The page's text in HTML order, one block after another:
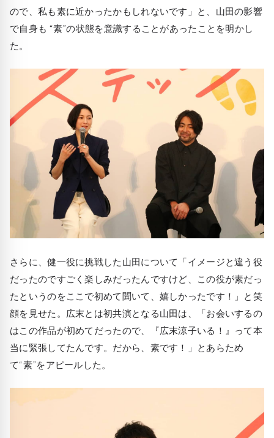
ので、私も素に近かったかもしれないです」と、山田の影響
で自身も “素”の状態を意識することがあったことを明かし
た。
さらに、健一役に挑戦した山田について「イメージと違う役
だったのですごく楽しみだったんですけど、この役が素だっ
たというのをここで初めて聞いて、嬉しかったです！」と笑
顔を見せた。広末とは初共演となる山田は、「お会いするの
はこの作品が初めてだったので、『広末涼子いる！』って本
当に緊張してたんです。だから、素です！」とあらため
て“素”をアピールした。